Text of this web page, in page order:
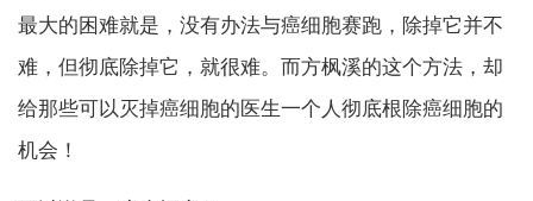
最大的困难就是，没有办法与癌细胞赛跑，除掉它并不
难，但彻底除掉它，就很难。而方枫溪的这个方法，却
给那些可以灭掉癌细胞的医生一个人彻底根除癌细胞的
机会！